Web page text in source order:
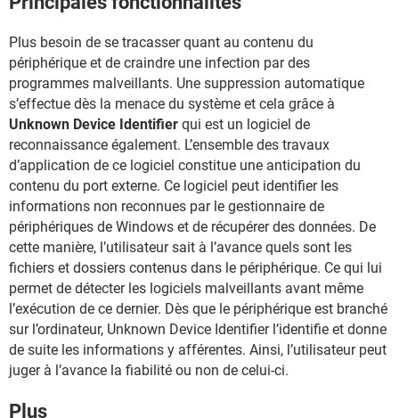
Plus besoin de se tracasser quant au contenu du
périphérique et de craindre une infection par des
programmes malveillants. Une suppression automatique
s’effectue dès la menace du système et cela grâce à
Unknown Device Identifier qui est un logiciel de
reconnaissance également. L’ensemble des travaux
d’application de ce logiciel constitue une anticipation du
contenu du port externe. Ce logiciel peut identifier les
informations non reconnues par le gestionnaire de
périphériques de Windows et de récupérer des données. De
cette manière, l’utilisateur sait à l’avance quels sont les
fichiers et dossiers contenus dans le périphérique. Ce qui lui
permet de détecter les logiciels malveillants avant même
l’exécution de ce dernier. Dès que le périphérique est branché
sur l’ordinateur, Unknown Device Identifier l’identifie et donne
de suite les informations y afférentes. Ainsi, l’utilisateur peut
juger à l’avance la fiabilité ou non de celui-ci.
Plus